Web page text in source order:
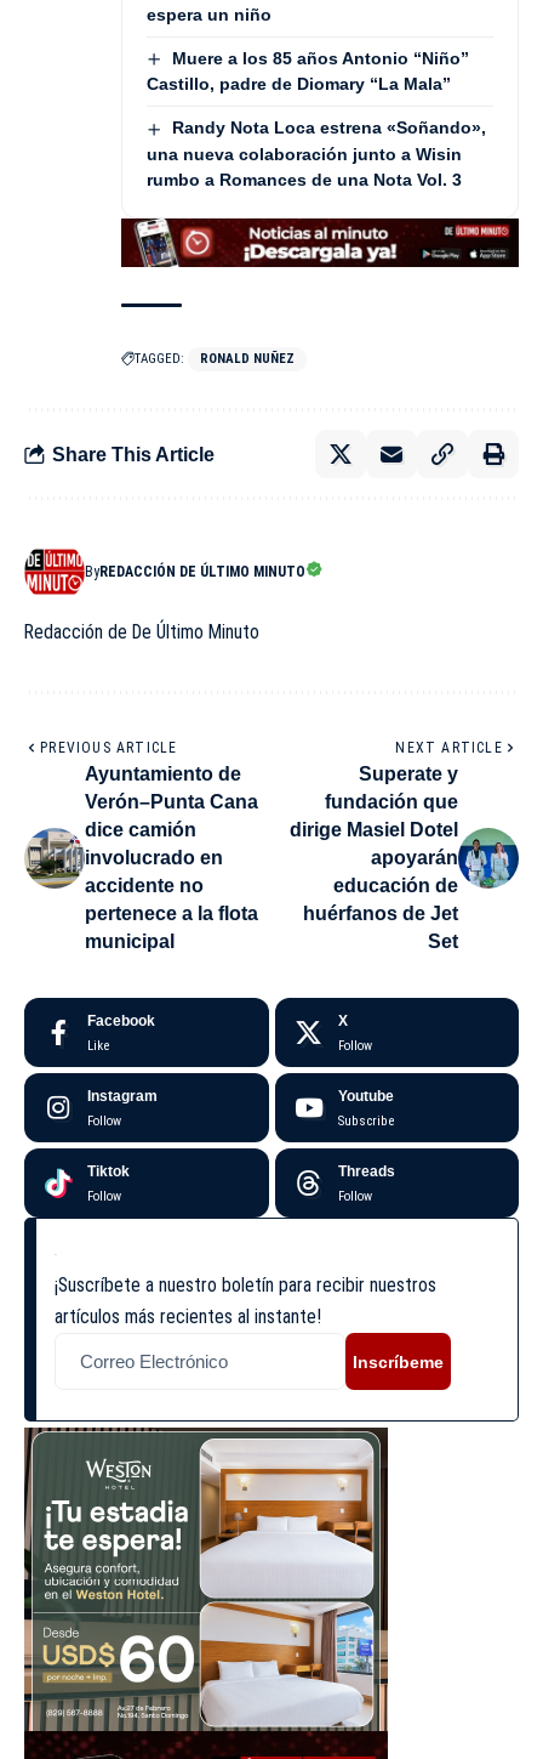
espera un niño
Muere a los 85 años Antonio “Niño”
Castillo, padre de Diomary “La Mala”
Randy Nota Loca estrena «Soñando»,
una nueva colaboración junto a Wisin
rumbo a Romances de una Nota Vol. 3
TAGGED: RONALD NUÑEZ
Share This Article
ByREDACCIÓN DE ÚLTIMO MINUTO
Redacción de De Último Minuto
PREVIOUS ARTICLE
Ayuntamiento de
Verón–Punta Cana
dice camión
involucrado en
accidente no
pertenece a la flota
municipal
NEXT ARTICLE
Superate y
fundación que
dirige Masiel Dotel
apoyarán
educación de
huérfanos de Jet
Set
Facebook
Like
X
Follow
Instagram
Follow
Youtube
Subscribe
Tiktok
Follow
Threads
Follow
¡Suscríbete a nuestro boletín para recibir nuestros
artículos más recientes al instante!
Inscríbeme